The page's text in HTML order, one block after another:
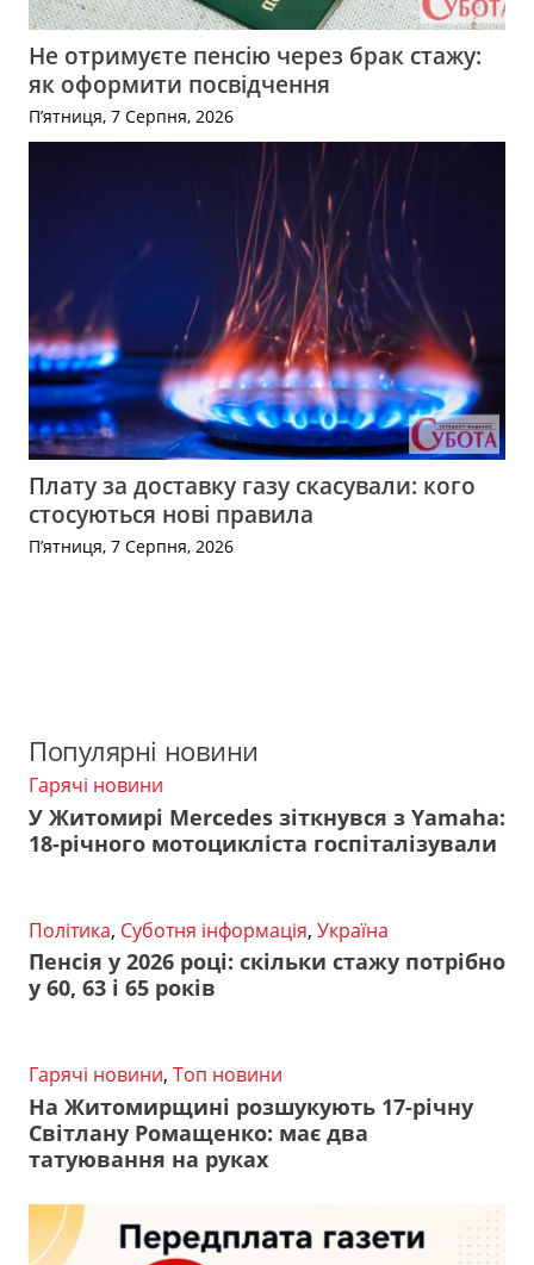
Не отримуєте пенсію через брак стажу:
як оформити посвідчення
П’ятниця, 7 Серпня, 2026
Плату за доставку газу скасували: кого
стосуються нові правила
П’ятниця, 7 Серпня, 2026
Популярні новини
Гарячі новини
У Житомирі Mercedes зіткнувся з Yamaha:
18-річного мотоцикліста госпіталізували
Політика, Суботня інформація, Україна
Пенсія у 2026 році: скільки стажу потрібно
у 60, 63 і 65 років
Гарячі новини, Топ новини
На Житомирщині розшукують 17-річну
Світлану Ромащенко: має два
татуювання на руках